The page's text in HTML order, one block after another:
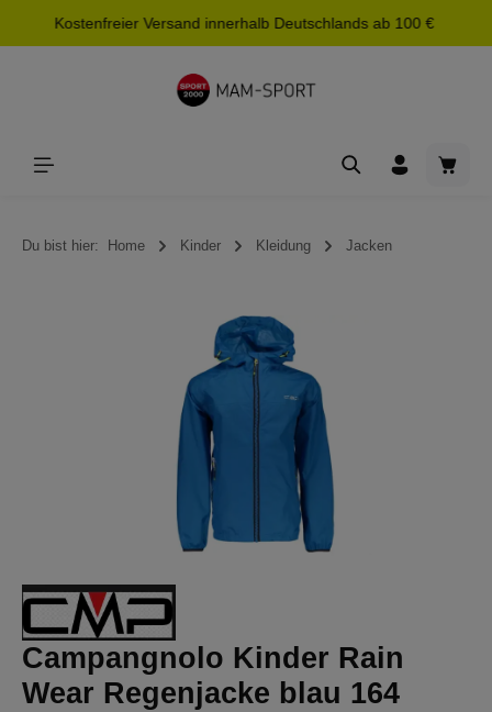
springen
Kostenfreier Versand innerhalb Deutschlands ab 100 €
Du bist hier: Home Kinder Kleidung Jacken
Bildergalerie überspringen
Campangnolo Kinder Rain
Wear Regenjacke blau 164